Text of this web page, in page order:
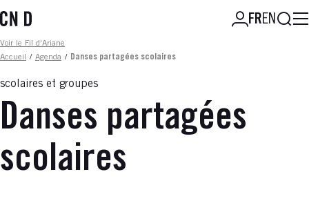
au
principal
FREN
Fil d'ariane
Voir le Fil d'Ariane
Accueil
/ Agenda / Danses partagées scolaires
scolaires et groupes
Danses partagées
scolaires